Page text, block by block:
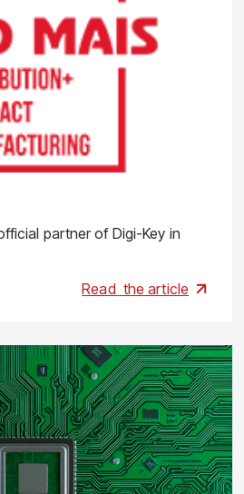
partner of Digi-Key in
Read the article